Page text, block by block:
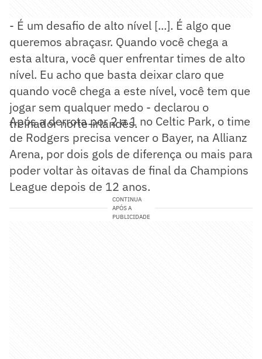
- É um desafio de alto nível [...]. É algo que
queremos abraçasr. Quando você chega a
esta altura, você quer enfrentar times de alto
nível. Eu acho que basta deixar claro que
quando você chega a este nível, você tem que
jogar sem qualquer medo - declarou o
treinador norte-irlandês.
Após a derrota por 2 a 1 no Celtic Park, o time
de Rodgers precisa vencer o Bayer, na Allianz
Arena, por dois gols de diferença ou mais para
poder voltar às oitavas de final da Champions
League depois de 12 anos.
CONTINUA
APÓS A
PUBLICIDADE